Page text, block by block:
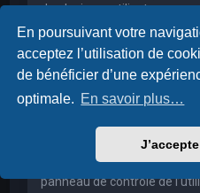
En poursuivant votre
acceptez l’utilisation de
de bénéficier d’une
optimale. En savoir plus…
J’accepte
de plusieurs utilisateurs en
accorder des pouvoirs de
donner accès à un forum
Haut
Où sont les groupes
en rejoindre un ?
Vous pouvez consulter
cliquant sur le lien «
panneau de contrôle de